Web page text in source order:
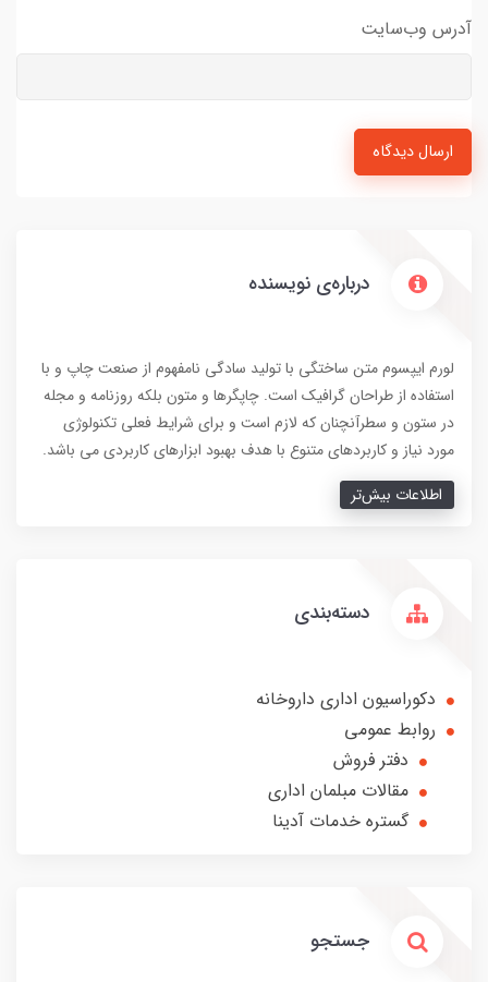
آدرس وب‌سایت
ارسال دیدگاه
درباره‌ی نویسنده
لورم ایپسوم متن ساختگی با تولید سادگی نامفهوم از صنعت چاپ و با
استفاده از طراحان گرافیک است. چاپگرها و متون بلکه روزنامه و مجله
در ستون و سطرآنچنان که لازم است و برای شرایط فعلی تکنولوژی
مورد نیاز و کاربردهای متنوع با هدف بهبود ابزارهای کاربردی می باشد.
اطلاعات بیش‌تر
دسته‌بندی
دکوراسیون اداری داروخانه
روابط عمومی
دفتر فروش
مقالات مبلمان اداری
گستره خدمات آدینا
جستجو